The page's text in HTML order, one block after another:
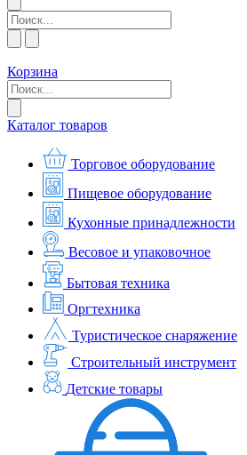
Корзина
Каталог товаров
Торговое оборудование
Пищевое оборудование
Кухонные принадлежности
Весовое и упаковочное
Бытовая техника
Оргтехника
Туристическое снаряжение
Строительный инструмент
Детские товары